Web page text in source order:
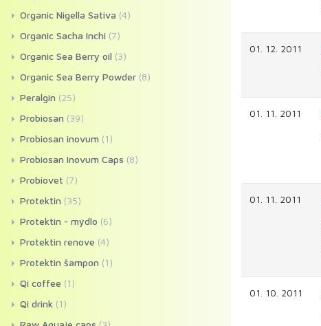
01. 12. 2011
01. 11. 2011
01. 11. 2011
01. 10. 2011
Organic Nigella Sativa (4)
Organic Sacha Inchi (7)
Organic Sea Berry oil (3)
Organic Sea Berry Powder (8)
Peralgin (25)
Probiosan (39)
Probiosan inovum (1)
Probiosan Inovum Caps (8)
Probiovet (7)
Protektin (35)
Protektin - mýdlo (6)
Protektin renove (4)
Protektin šampon (1)
Qi coffee (1)
Qi drink (1)